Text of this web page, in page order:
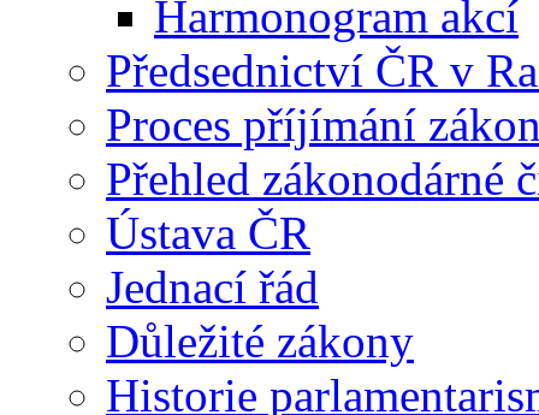
Harmonogram akcí
Předsednictví ČR v
Proces příjímání
Přehled zákonodárné
Ústava ČR
Jednací řád
Důležité zákony
Historie